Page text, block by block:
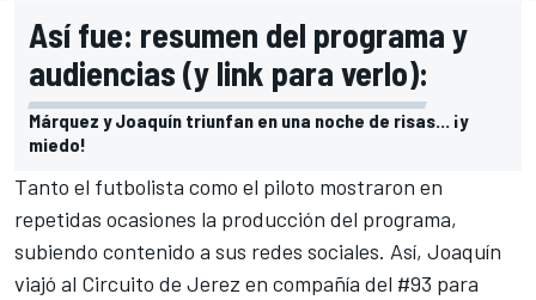
Así fue: resumen del programa y
audiencias (y link para verlo):
Márquez y Joaquín triunfan en una noche de risas... ¡y
miedo!
Tanto el futbolista como el piloto mostraron en
repetidas ocasiones la producción del programa,
subiendo contenido a sus redes sociales. Así, Joaquín
viajó al Circuito de Jerez en compañía del #93 para